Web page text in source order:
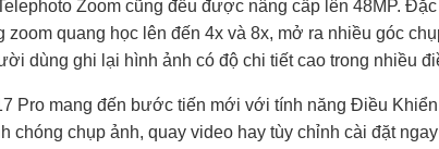
Zoom cũng đều được nâng cấp lên 48MP.
zoom quang học lên đến 4x và 8x, mở ra nhiều góc
dùng ghi lại hình ảnh có độ chi tiết cao trong nhiều
Pro mang đến bước tiến mới với tính năng Điều
chóng chụp ảnh, quay video hay tùy chỉnh cài đặt